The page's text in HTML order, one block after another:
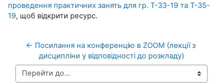
проведення практичних занять для гр. Т-33-19 та Т-35-
19, щоб відкрити ресурс.
← Посилання на конференцію в ZOOM (лекції з
дисципліни у відповідності до розкладу)
Перейти до...